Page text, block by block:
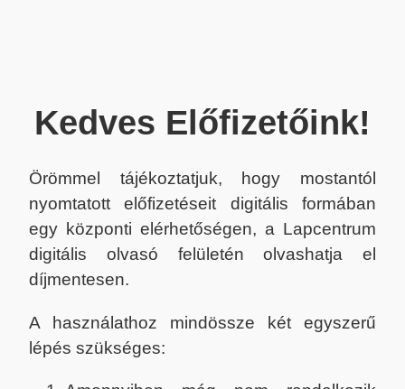
Kedves Előfizetőink!
Örömmel tájékoztatjuk, hogy mostantól
nyomtatott előfizetéseit digitális formában
egy központi elérhetőségen, a Lapcentrum
digitális olvasó felületén olvashatja el
díjmentesen.
A használathoz mindössze két egyszerű
lépés szükséges: